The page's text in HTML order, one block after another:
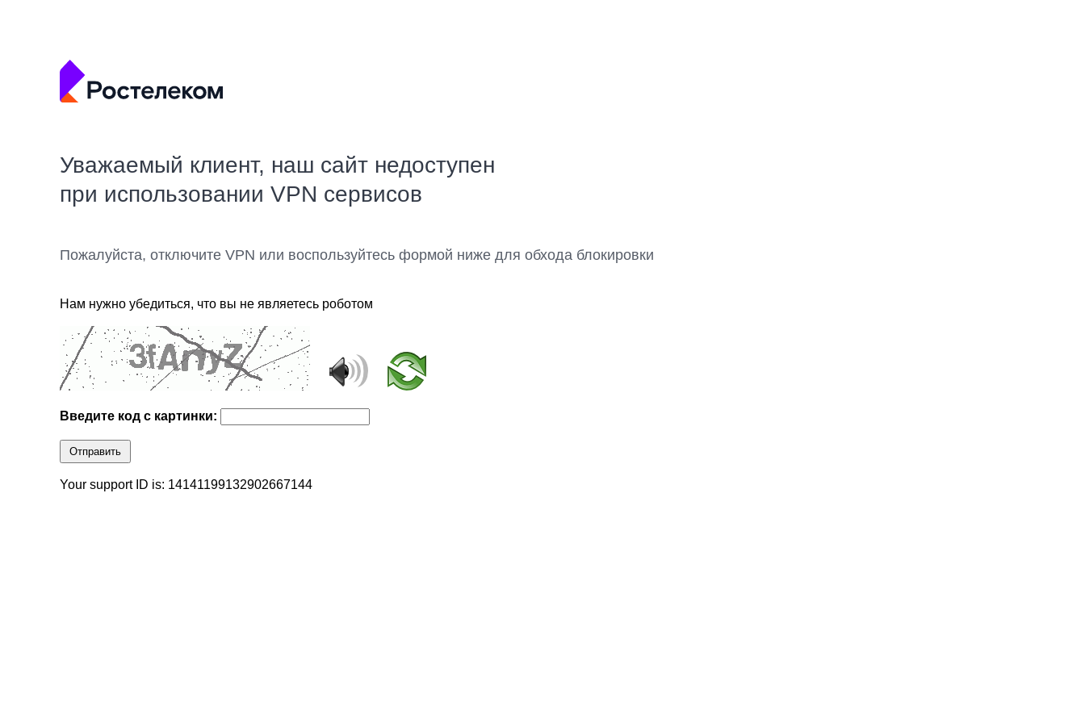
Уважаемый клиент, наш сайт недоступен
при использовании VPN сервисов
Пожалуйста, отключите VPN или воспользуйтесь формой ниже для обхода блокировки
Нам нужно убедиться, что вы не являетесь роботом
Введите код с картинки:
Отправить
Your support ID is: 14141199132902667144